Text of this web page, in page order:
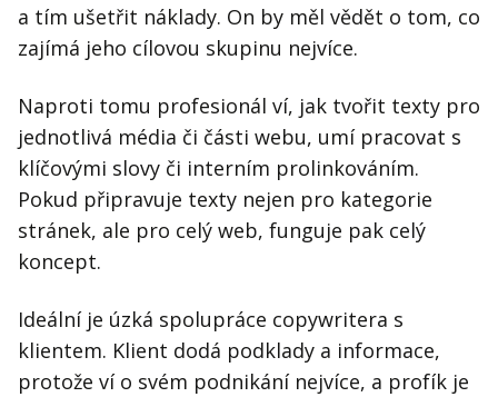
a tím ušetřit náklady. On by měl vědět o tom, co
zajímá jeho cílovou skupinu nejvíce.
Naproti tomu profesionál ví, jak tvořit texty pro
jednotlivá média či části webu, umí pracovat s
klíčovými slovy či interním prolinkováním.
Pokud připravuje texty nejen pro kategorie
stránek, ale pro celý web, funguje pak celý
koncept.
Ideální je úzká spolupráce copywritera s
klientem. Klient dodá podklady a informace,
protože ví o svém podnikání nejvíce, a profík je